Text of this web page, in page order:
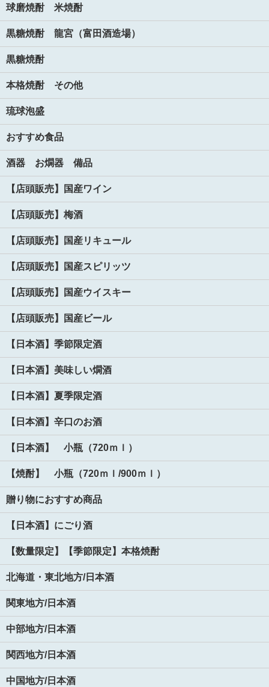
球磨焼酎 米焼酎
黒糖焼酎 龍宮（富田酒造場）
黒糖焼酎
本格焼酎 その他
琉球泡盛
おすすめ食品
酒器 お燗器 備品
【店頭販売】国産ワイン
【店頭販売】梅酒
【店頭販売】国産リキュール
【店頭販売】国産スピリッツ
【店頭販売】国産ウイスキー
【店頭販売】国産ビール
【日本酒】季節限定酒
【日本酒】美味しい燗酒
【日本酒】夏季限定酒
【日本酒】辛口のお酒
【日本酒】 小瓶（720ｍｌ）
【焼酎】 小瓶（720ｍｌ/900ｍｌ）
贈り物におすすめ商品
【日本酒】にごり酒
【数量限定】【季節限定】本格焼酎
北海道・東北地方/日本酒
関東地方/日本酒
中部地方/日本酒
関西地方/日本酒
中国地方/日本酒